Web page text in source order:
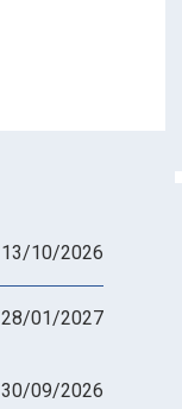
13/10/2026
28/01/2027
30/09/2026